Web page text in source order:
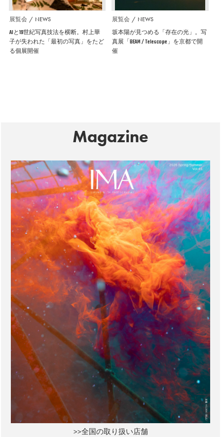
展覧会 NEWS
AIと19世紀写真技法を横断。村上華
子が失われた「最初の写真」をたど
る個展開催
展覧会 NEWS
坂本陽が見つめる「存在の光」。写
真展「BEAM / Telescope」を京都で開
催
Magazine
>>全国の取り扱い店舗